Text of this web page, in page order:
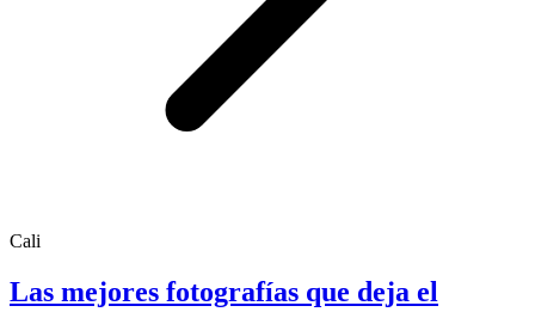
Cali
Las mejores fotografías que deja el